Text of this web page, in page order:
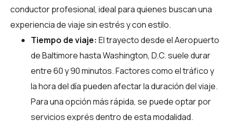
conductor profesional, ideal para quienes buscan una
experiencia de viaje sin estrés y con estilo.
Tiempo de viaje: El trayecto desde el Aeropuerto
de Baltimore hasta Washington, D.C. suele durar
entre 60 y 90 minutos. Factores como el tráfico y
la hora del día pueden afectar la duración del viaje.
Para una opción más rápida, se puede optar por
servicios exprés dentro de esta modalidad.